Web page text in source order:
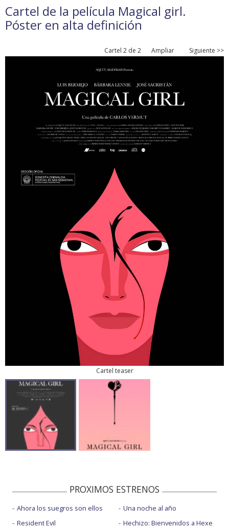
Cartel de la película Magical girl.
Póster en alta definición
Cartel 2 de 2 Ampliar Siguiente >>
Cartel teaser
PROXIMOS ESTRENOS
Ahora los suegros son ellos
Resident Evil
Una noche al año
Hechizo: Bienvenidos a Hexe